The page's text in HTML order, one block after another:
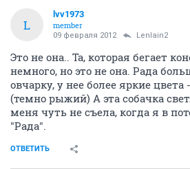
L
lvv1973
member
09 февраля 2012 Lenlain2
Это не она.. Та, которая бегает
немного, но это не она. Рада
овчарку, у нее более яркие
(темно рыжий) А эта собачка
меня чуть не съела, когда я в
"Рада".
ОТВЕТИТЬ